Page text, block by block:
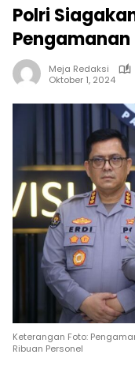
Polri
Pengamanan
Meja Redaksi
Oktober 1, 2024
Keterangan Foto:
Ribuan Personel